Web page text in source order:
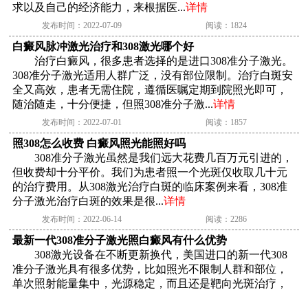
求以及自己的经济能力，来根据医...详情
发布时间：2022-07-09 阅读：1824
白癜风脉冲激光治疗和308激光哪个好
治疗白癜风，很多患者选择的是进口308准分子激光。
308准分子激光适用人群广泛，没有部位限制。治疗白斑安
全又高效，患者无需住院，遵循医嘱定期到院照光即可，
随治随走，十分便捷，但照308准分子激...详情
发布时间：2022-07-01 阅读：1857
照308怎么收费 白癜风照光能照好吗
308准分子激光虽然是我们远大花费几百万元引进的，
但收费却十分平价。我们为患者照一个光斑仅收取几十元
的治疗费用。从308激光治疗白斑的临床案例来看，308准
分子激光治疗白斑的效果是很...详情
发布时间：2022-06-14 阅读：2286
最新一代308准分子激光照白癜风有什么优势
308激光设备在不断更新换代，美国进口的新一代308
准分子激光具有很多优势，比如照光不限制人群和部位，
单次照射能量集中，光源稳定，而且还是靶向光斑治疗，